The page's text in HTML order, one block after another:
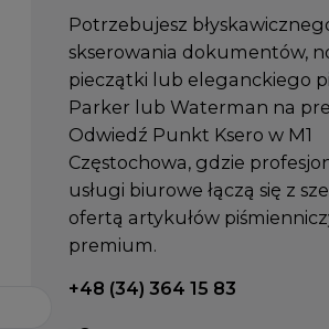
Potrzebujesz
skserowania dokumentów,
pieczątki lub eleganckiego
Parker lub Waterman na
Odwiedź Punkt Ksero w M1
Częstochowa, gdzie
usługi biurowe łączą się z
ofertą artykułów
premium.
Telefon kontaktowy:
+48 (34) 364 15 83